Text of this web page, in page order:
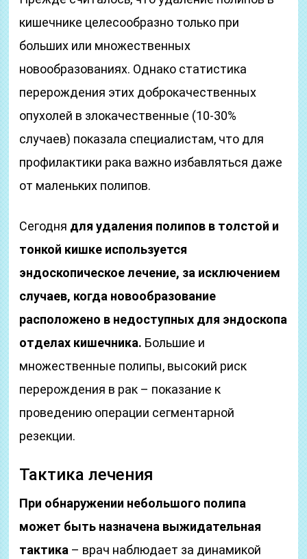
кишечнике целесообразно только при
больших или множественных
новообразованиях. Однако статистика
перерождения этих доброкачественных
опухолей в злокачественные (10-30%
случаев) показала специалистам, что для
профилактики рака важно избавляться даже
от маленьких полипов.
Сегодня для удаления полипов в толстой и
тонкой кишке используется
эндоскопическое лечение, за исключением
случаев, когда новообразование
расположено в недоступных для эндоскопа
отделах кишечника. Большие и
множественные полипы, высокий риск
перерождения в рак – показание к
проведению операции сегментарной
резекции.
Тактика лечения
При обнаружении небольшого полипа
может быть назначена выжидательная
тактика – врач наблюдает за динамикой